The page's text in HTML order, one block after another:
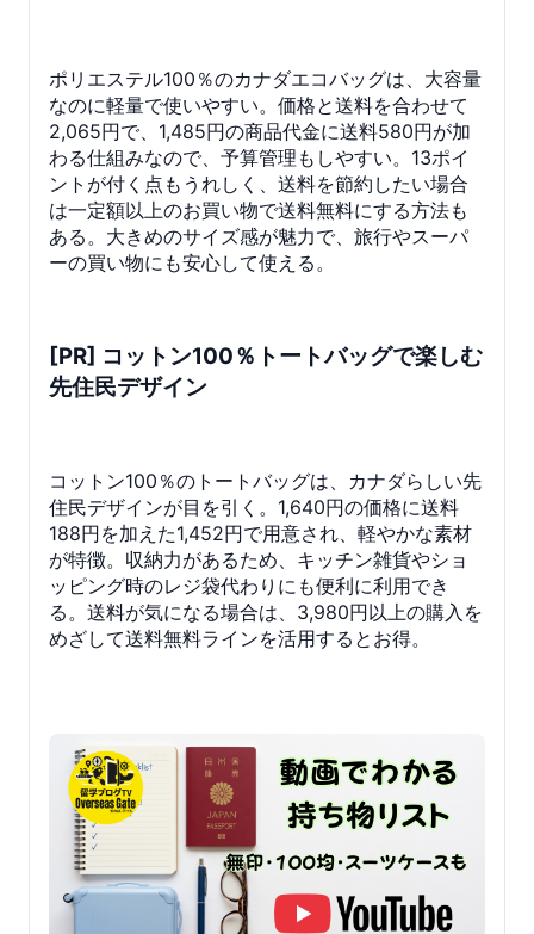
ポリエステル100％のカナダエコバッグは、大容量
なのに軽量で使いやすい。価格と送料を合わせて
2,065円で、1,485円の商品代金に送料580円が加
わる仕組みなので、予算管理もしやすい。13ポイ
ントが付く点もうれしく、送料を節約したい場合
は一定額以上のお買い物で送料無料にする方法も
ある。大きめのサイズ感が魅力で、旅行やスーパ
ーの買い物にも安心して使える。
[PR] コットン100％トートバッグで楽しむ
先住民デザイン
コットン100％のトートバッグは、カナダらしい先
住民デザインが目を引く。1,640円の価格に送料
188円を加えた1,452円で用意され、軽やかな素材
が特徴。収納力があるため、キッチン雑貨やショ
ッピング時のレジ袋代わりにも便利に利用でき
る。送料が気になる場合は、3,980円以上の購入を
めざして送料無料ラインを活用するとお得。